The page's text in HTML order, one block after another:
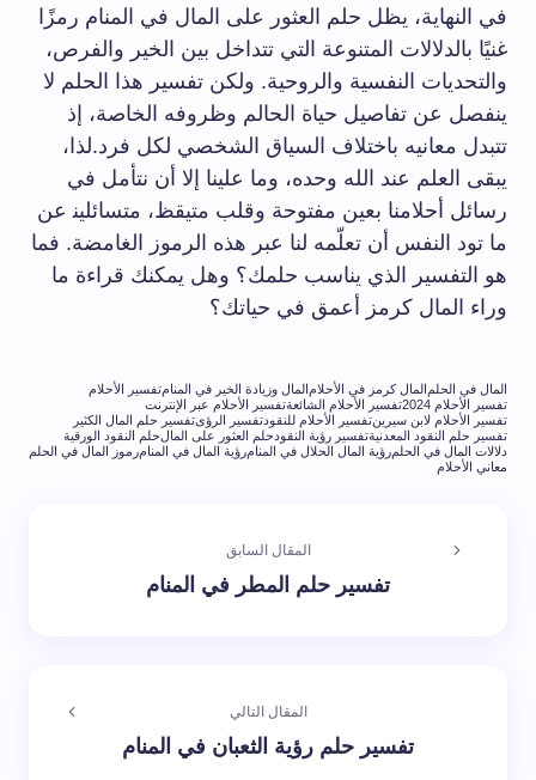
في النهاية، يظل حلم العثور على المال في المنام ‌رمزًا
غنيًا بالدلالات ‌المتنوعة التي تتداخل بين الخير والفرص،
والتحديات النفسية والروحية. ولكن تفسير هذا الحلم لا
ينفصل عن تفاصيل حياة ‌الحالم وظروفه الخاصة، إذ
تتبدل معانيه باختلاف السياق الشخصي لكل فرد.لذا،
يبقى العلم عند الله وحده، وما علينا إلا​ أن نتأمل في
رسائل أحلامنا بعين مفتوحة وقلب متيقظ، متسائلين‍ عن
ما تود النفس أن تعلّمه لنا‌ عبر هذه الرموز‍ الغامضة. فما
هو التفسير ⁣الذي يناسب حلمك؟ وهل يمكنك قراءة ما
⁤وراء ​المال كرمز أعمق⁤ في حياتك؟
المال في الحلم المال كرمز في الأحلامالمال وزيادة الخير في المنامتفسير الأحلام
تفسير الأحلام 2024
تفسير الأحلام الشائعةتفسير الأحلام عبر الإنترنت
تفسير الأحلام لابن سيرينتفسير الأحلام للنقودتفسير الرؤىتفسير حلم المال الكثير
تفسير حلم النقود المعدنيةتفسير رؤية النقود حلم العثور على المالحلم النقود الورقية
دلالات المال في الحلمرؤية المال الحلال في المنامرؤية المال في المنامرموز المال في الحلم
معاني الأحلام
المقال السابق
تفسير حلم المطر في المنام
المقال التالي
تفسير حلم رؤية الثعبان في المنام